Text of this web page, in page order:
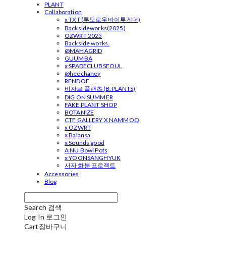
PLANT
Collaboration
x TXT (투모로우바이투게더)
Backsideworks(2025)
OZWRT 2025
Backside works.
@MAHAGRID
GUUMBA
x SPADECLUBSEOUL
@heechaney
RENDOE
비자르 플랜츠 (B.PLANTS)
DIG ON SUMMER
FAKE PLANT SHOP
BOTANIZE
CTF GALLERY X NAMMOO
x OZWRT
x Balansa
x Sounds good
A NU Bowl Pots
x YOONSANGHYUK
사자 화분 프로젝트
Accessories
Blog
Search 검색
Log In 로그인
Cart장바구니